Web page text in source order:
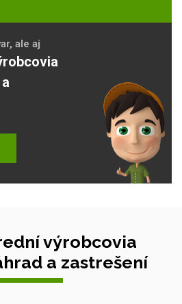
ale aj
výrobcovia
a zastrešení